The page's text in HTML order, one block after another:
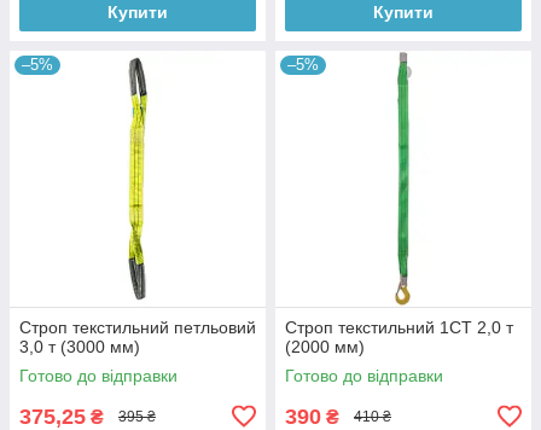
Купити Купити
–5%
Строп текстильний петльовий
3,0 т (3000 мм)
Готово до відправки
375,25 ₴ 395 ₴
–5%
Строп текстильний 1СТ 2,0 т
(2000 мм)
Готово до відправки
390 ₴ 410 ₴